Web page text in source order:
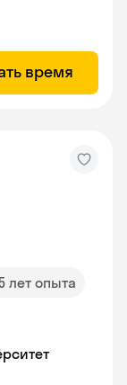
время
лет опыта